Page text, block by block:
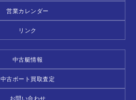
営業カレンダー
リンク
中古艇情報
中古ボート買取査定
お問い合わせ